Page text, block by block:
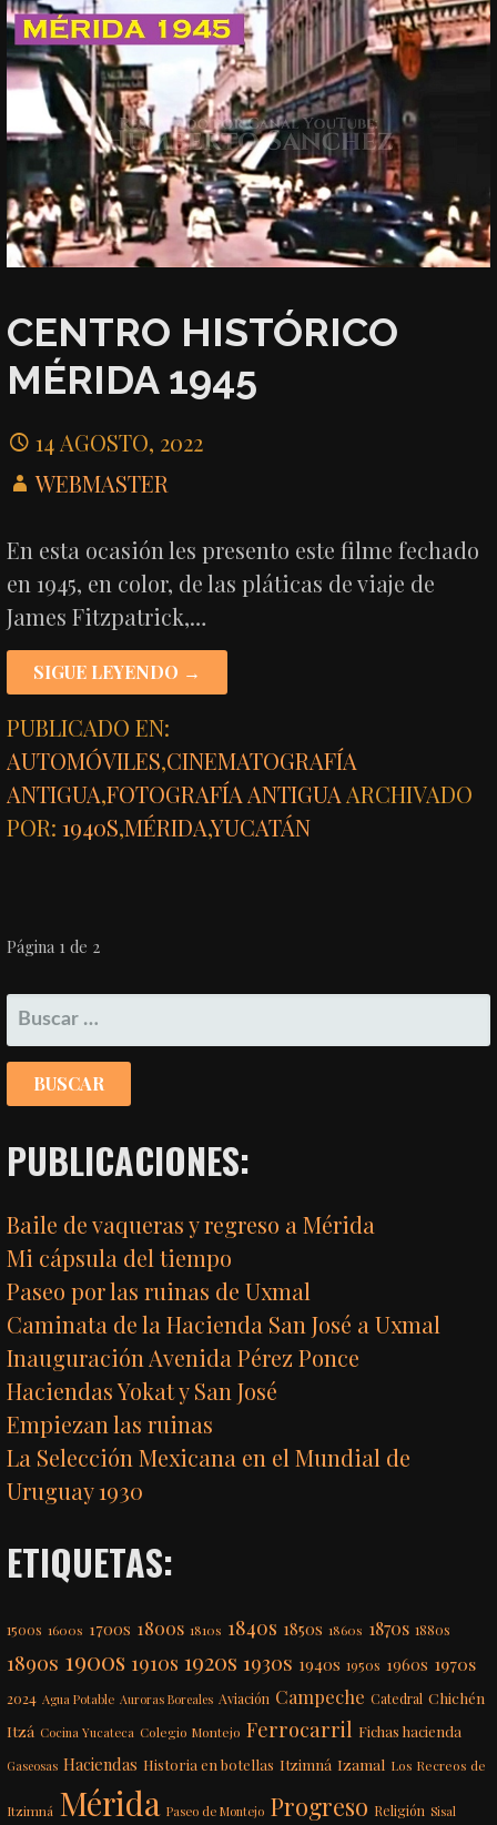
CENTRO HISTÓRICO
MÉRIDA 1945
14 AGOSTO, 2022
WEBMASTER
En esta ocasión les presento este filme fechado
en 1945, en color, de las pláticas de viaje de
James Fitzpatrick,…
SIGUE LEYENDO →
PUBLICADO EN:
AUTOMÓVILES,CINEMATOGRAFÍA
ANTIGUA,FOTOGRAFÍA ANTIGUAARCHIVADO
POR:1940S,MÉRIDA,YUCATÁN
NAVEGACIÓN
POR
ENTRADA
Página 1 de 2
BUSCAR:
PUBLICACIONES:
Baile de vaqueras y regreso a Mérida
Mi cápsula del tiempo
Paseo por las ruinas de Uxmal
Caminata de la Hacienda San José a Uxmal
Inauguración Avenida Pérez Ponce
Haciendas Yokat y San José
Empiezan las ruinas
La Selección Mexicana en el Mundial de
Uruguay 1930
ETIQUETAS:
1500s 1600s 1700s 1800s 1810s 1840s 1850s 1860s 1870s 1880s
1890s 1900s 1910s 1920s 1930s 1940s 1950s 1960s 1970s
2024 Agua Potable Auroras Boreales Aviación Campeche Catedral Chichén
Itzá Cocina Yucateca Colegio Montejo Ferrocarril Fichas hacienda
Gaseosas Haciendas Historia en botellas Itzimná Izamal Los Recreos de
Itzimná Mérida Paseo de Montejo Progreso Religión Sisal